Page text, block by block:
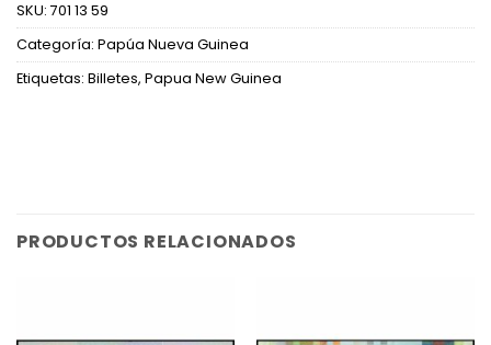
SKU: 701 13 59
Categoría: Papúa Nueva Guinea
Etiquetas: Billetes, Papua New Guinea
PRODUCTOS RELACIONADOS